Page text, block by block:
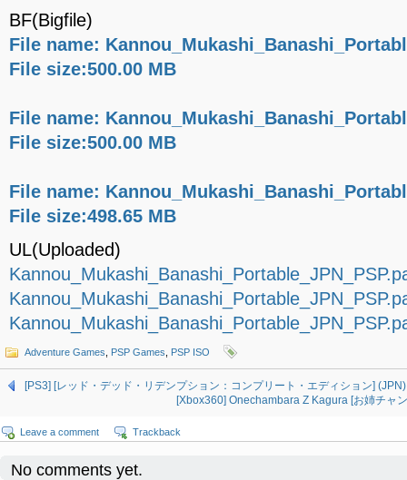
BF(Bigfile)
File name:
File size:500.00 MB
File name:
File size:500.00 MB
File name:
File size:498.65 MB
UL(Uploaded)
Adventure Games PSP Games PSP ISO
[PS3] [レッド・デッド・リデンプション：コンプリート・エディション]
[Xbox360] Onechambara Z Kagura [お姉チャ
Leave a comment Trackback
No comments yet.